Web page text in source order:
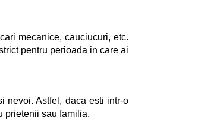
mecanice, cauciucuri, etc.
pentru perioada in care ai
nevoi. Astfel, daca esti intr-o
prietenii sau familia.